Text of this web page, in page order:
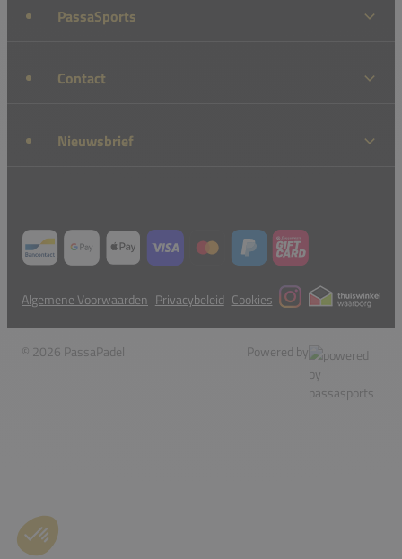
PassaSports
Contact
Nieuwsbrief
Algemene Voorwaarden Privacybeleid Cookies
© 2026 PassaPadel Powered by